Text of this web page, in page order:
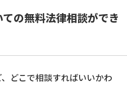
の無料法律相談ができ
、どこで相談すればいいかわ